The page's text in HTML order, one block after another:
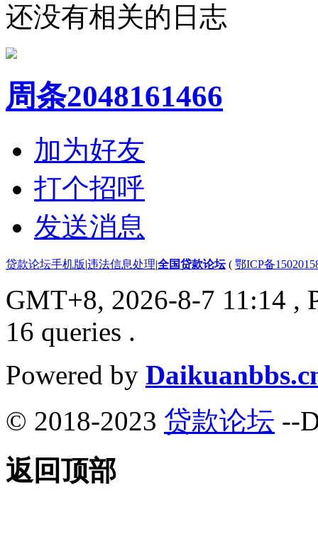
还没有相关的日志
周条2048161466
加为好友
打个招呼
发送消息
贷款论坛手机版|违法信息处理|全国贷款论坛( 鄂ICP备
GMT+8, 2026-8-7 11:14 ,
16 queries .
Powered by
© 2018-2023 贷款论坛 --
返回顶部